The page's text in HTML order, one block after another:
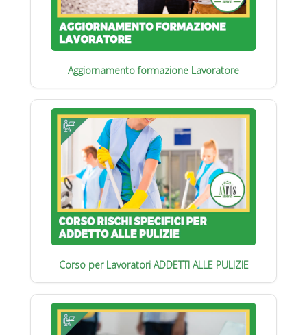
Aggiornamento formazione Lavoratore
Corso per Lavoratori ADDETTI ALLE PULIZIE